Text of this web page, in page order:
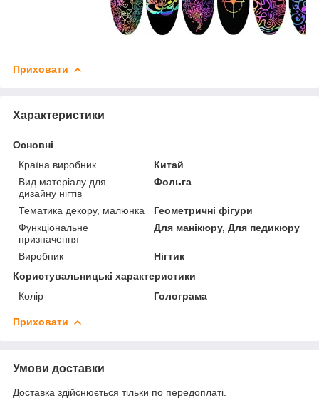
Приховати
Характеристики
Основні
Країна виробник
Китай
Вид матеріалу для
дизайну нігтів
Фольга
Тематика декору, малюнка
Геометричні фігури
Функціональне
призначення
Для манікюру, Для педикюру
Виробник
Нігтик
Користувальницькі характеристики
Колір
Голограма
Приховати
Умови доставки
Доставка здійснюється тільки по передоплаті.